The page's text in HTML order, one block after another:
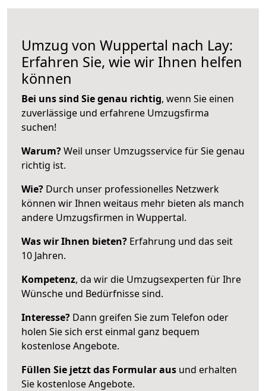
Umzug von Wuppertal nach Lay:
Erfahren Sie, wie wir Ihnen helfen
können
Bei uns sind Sie genau richtig, wenn Sie einen
zuverlässige und erfahrene Umzugsfirma
suchen!
Warum?Weil unser Umzugsservice für Sie genau
richtig ist.
Wie? Durch unser professionelles Netzwerk
können wir Ihnen weitaus mehr bieten als manch
andere Umzugsfirmen in Wuppertal.
Was wir Ihnen bieten? Erfahrung und das seit
10 Jahren.
Kompetenz, da wir die Umzugsexperten für Ihre
Wünsche und Bedürfnisse sind.
Interesse? Dann greifen Sie zum Telefon oder
holen Sie sich erst einmal ganz bequem
kostenlose Angebote.
Füllen Sie jetzt das Formular aus und erhalten
Sie kostenlose Angebote.